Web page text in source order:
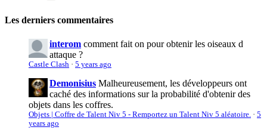
Les derniers commentaires
interom comment fait on pour obtenir les oiseaux d
attaque ?
Castle Clash · 5 years ago
Demonisius Malheureusement, les développeurs ont
caché des informations sur la probabilité d'obtenir des
objets dans les coffres.
Objets | Coffre de Talent Niv 5 - Remportez un Talent Niv 5 aléatoire. · 5
years ago